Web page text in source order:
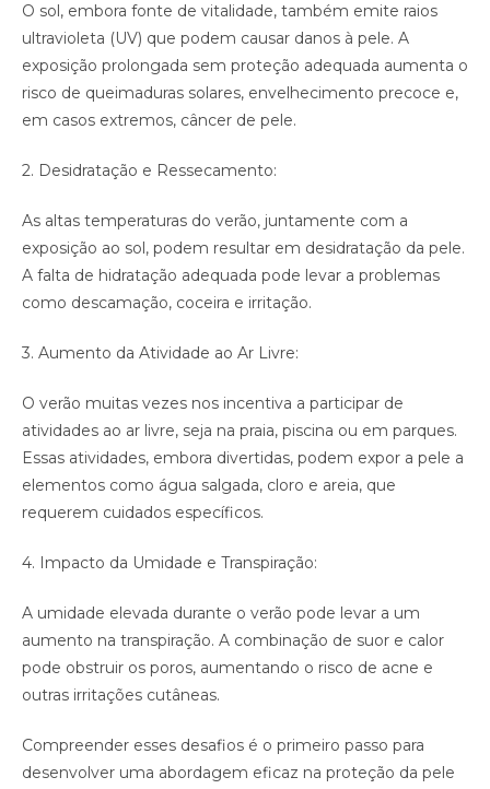
O sol, embora fonte de vitalidade, também emite raios
ultravioleta (UV) que podem causar danos à pele. A
exposição prolongada sem proteção adequada aumenta o
risco de queimaduras solares, envelhecimento precoce e,
em casos extremos, câncer de pele.
2. Desidratação e Ressecamento:
As altas temperaturas do verão, juntamente com a
exposição ao sol, podem resultar em desidratação da pele.
A falta de hidratação adequada pode levar a problemas
como descamação, coceira e irritação.
3. Aumento da Atividade ao Ar Livre:
O verão muitas vezes nos incentiva a participar de
atividades ao ar livre, seja na praia, piscina ou em parques.
Essas atividades, embora divertidas, podem expor a pele a
elementos como água salgada, cloro e areia, que
requerem cuidados específicos.
4. Impacto da Umidade e Transpiração:
A umidade elevada durante o verão pode levar a um
aumento na transpiração. A combinação de suor e calor
pode obstruir os poros, aumentando o risco de acne e
outras irritações cutâneas.
Compreender esses desafios é o primeiro passo para
desenvolver uma abordagem eficaz na proteção da pele